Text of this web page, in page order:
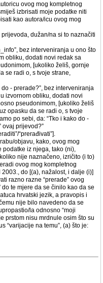
ovog mog kompletnog
izbrisati moje podatke niti
kao autora/icu ovog mog
dužan/na si to naznačiti
bez interveniranja u ono što
obliku, dodati novi redak sa
[ukoliko želiš, gornje
se radi o, s tvoje strane,
do - prerade?”, bez interveniranja
izvornom obliku, dodati novi
pseudonimom, [ukoliko želiš
opasku da se radi o, s tvoje
po sebi, da: “Tko i kako do -
ovaj prijevod?”
“prerađivati”].
objavu, kako, ovog mog
iz njega, tako (ni),
nije naznačeno, izričito (i to)
ovog mog kompletnog
do [(a), nažalost, i dalje (i)]
razno razne “prerade” ovog
te mjere da se činilo kao da se
hrvatski jezik, a pravopis i
nije bilo navedeno da se
la odnosno “moji
prstom nisu mrdnule osim što su
“varijacije na temu”, (a) što je: